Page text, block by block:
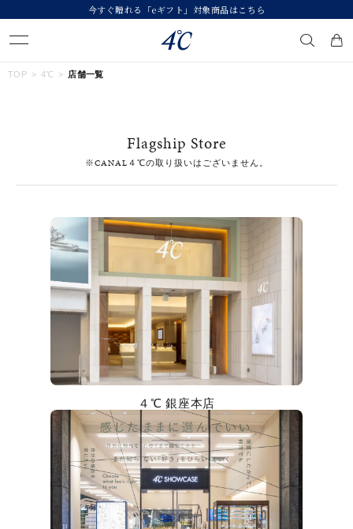
今すぐ贈れる「eギフト」対象商品はこちら
#ペア #ダイヤモンド ネックレス
#くまのプーさん
カテゴリー すべてのジュエリー
TOP 4℃ 店舗一覧
Flagship Store
※CANAL４℃の取り扱いはございません。
４℃ 銀座本店